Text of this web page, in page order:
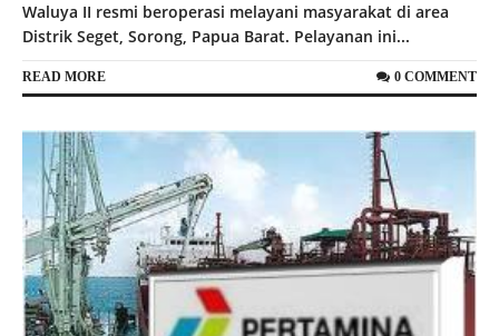
Waluya II resmi beroperasi melayani masyarakat di area
Distrik Seget, Sorong, Papua Barat. Pelayanan ini...
READ MORE 0 COMMENT